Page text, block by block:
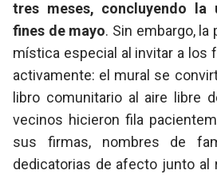
tres meses, concluyendo la
fines de mayo. Sin embargo, la
mística especial al invitar a los
activamente: el mural se
libro comunitario al aire libre
vecinos hicieron fila
sus firmas, nombres de
dedicatorias de afecto junto al